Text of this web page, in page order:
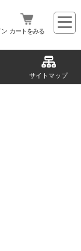
ン カートをみる
サイトマップ